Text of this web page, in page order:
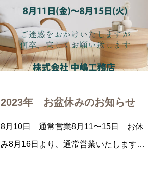
2023年 お盆休みのお知らせ
8月10日 通常営業8月11〜15日 お休
み8月16日より、通常営業いたします…